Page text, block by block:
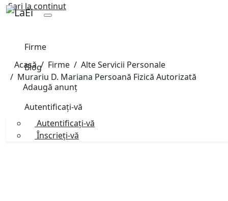
Sari la continut
Firme
Blog
Adaugă anunț
Autentificați-vă
Autentificați-vă
Înscrieți-vă
Acasă Firme
Alte Servicii Personale
Murariu D. Mariana Persoană Fizică Autorizată